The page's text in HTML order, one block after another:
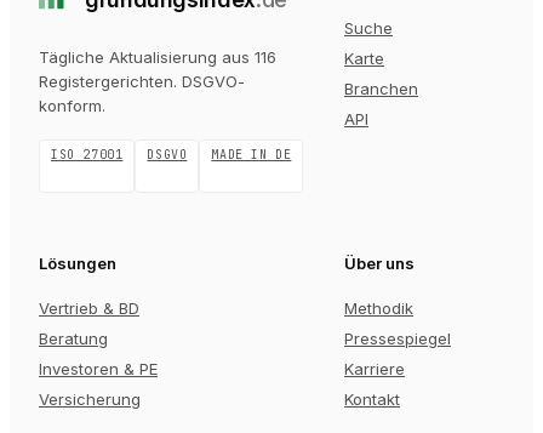
Tägliche Aktualisierung aus 116
Registergerichten. DSGVO-
konform.
ISO 27001 DSGVO MADE IN DE
Suche
Karte
Branchen
API
Lösungen
Vertrieb & BD
Beratung
Investoren & PE
Versicherung
Über uns
Methodik
Pressespiegel
Karriere
Kontakt